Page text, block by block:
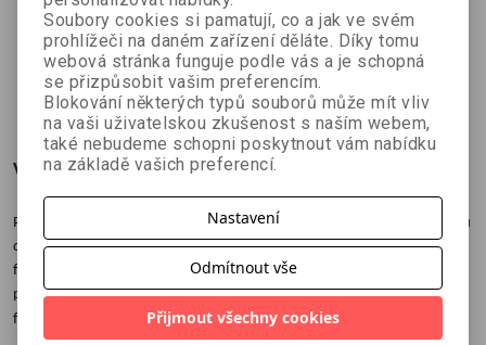
- Rodinný
plánovací
kalendář
2026
kolektiv autorů
179 Kč 199 Kč
plánovací
kalendář
2026
Filip Škoda
152 Kč 169 Kč
kalendář
2026 -
Historie 2.
války
kolektiv autorů
179 Kč 199 Kč
Více o knize
Praktický nástěnný plánovací kalendář na tvrdém papíru až pro 5 členů
domácnosti. Čistá políčkem s maximálním prostorem na poznámky,
formát 440 × 285 mm. Navíc i prosinec 2025, takže můžete začít
plánovat ihned! Svátky, prázdniny, volné dny, znamení zvěrokruhu,
fáze Měsíce, navíc celoroční kalendáře na rok 2026 a 2027.
Soubory cookies si pamatují, co a jak ve svém
prohlížeči na daném zařízení děláte. Díky tomu
webová stránka funguje podle vás a je schopná
se přizpůsobit vašim preferencím.
Blokování některých typů souborů může mít vliv
na vaši uživatelskou zkušenost s naším webem,
také nebudeme schopni poskytnout vám nabídku
na základě vašich preferencí.
Nastavení
Odmítnout vše
Přijmout všechny cookies